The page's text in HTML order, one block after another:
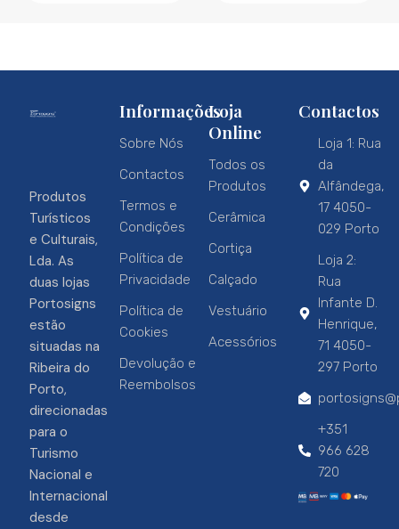
Produtos
Turísticos
e Culturais,
Lda. As
duas lojas
Portosigns
estão
situadas na
Ribeira do
Porto,
direcionadas
para o
Turismo
Nacional e
Internacional
desde
Informações
Sobre Nós
Contactos
Termos e
Condições
Política de
Privacidade
Política de
Cookies
Devolução e
Reembolsos
Loja
Online
Todos os
Produtos
Cerâmica
Cortiça
Calçado
Vestuário
Acessórios
Contactos
Loja 1: Rua
da
Alfândega,
17 4050-
029 Porto
Loja 2:
Rua
Infante D.
Henrique,
71 4050-
297 Porto
+351
966 628
720